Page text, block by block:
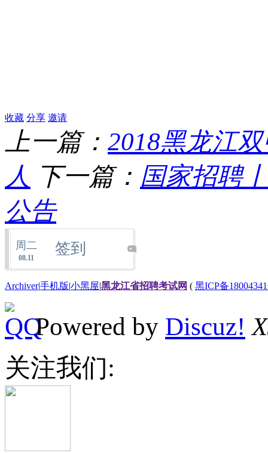
收藏 分享 邀请
上一篇： 2018黑龙江
人 下一篇： 国家招聘
公告
周二
08.11
签到
Archiver|手机版|小黑屋|黑龙江省招聘考试网 ( 黑ICP备
Powered by Discuz!
关注我们: